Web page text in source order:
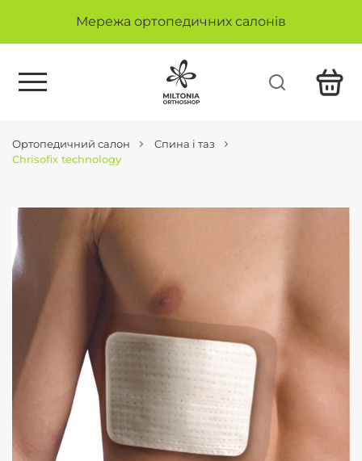
Мережа ортопедичних салонів
Ортопедичний салон
Спина і таз
Chrisofix technology